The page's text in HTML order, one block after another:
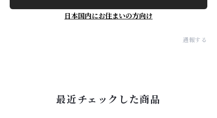
日本国内にお住まいの方向け
通報する
最近チェックした商品